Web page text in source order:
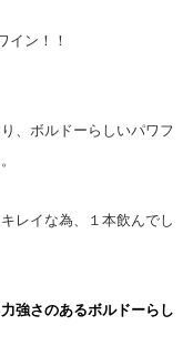
イン！！
、ボルドーらしいパワフ
レイな為、１本飲んでし
力強さのあるボルドーらし